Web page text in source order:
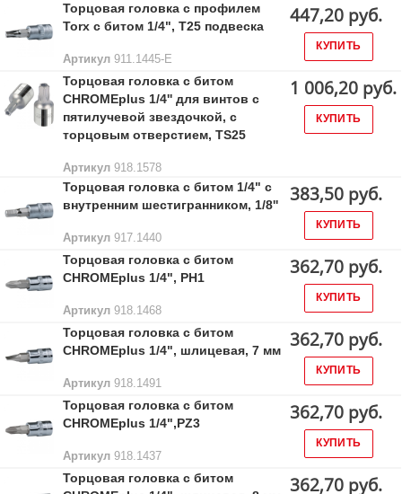
Торцовая головка с профилем
Torx с битом 1/4", T25 подвеска
Артикул 911.1445-E
447,20 руб.
КУПИТЬ
Торцовая головка с битом
CHROMEplus 1/4'' для винтов с
пятилучевой звездочкой, с
торцовым отверстием, TS25
Артикул 918.1578
1 006,20 руб.
КУПИТЬ
Торцовая головка с битом 1/4" с
внутренним шестигранником, 1/8''
Артикул 917.1440
383,50 руб.
КУПИТЬ
Торцовая головка с битом
CHROMEplus 1/4", РН1
Артикул 918.1468
362,70 руб.
КУПИТЬ
Торцовая головка с битом
CHROMEplus 1/4", шлицевая, 7 мм
Артикул 918.1491
362,70 руб.
КУПИТЬ
Торцовая головка с битом
CHROMEplus 1/4",РZ3
Артикул 918.1437
362,70 руб.
КУПИТЬ
Торцовая головка с битом
362,70 руб.